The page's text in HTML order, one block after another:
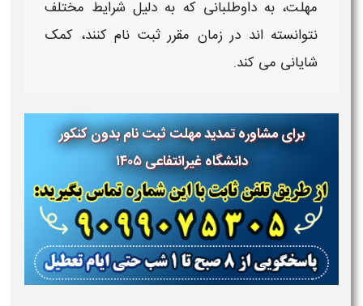
مهلت، به داوطلبانی که به دلیل شرایط مختلف
نتوانسته‌ اند در زمان مقرر ثبت نام کنند، کمک
شایانی می‌ کند.
برای مشاورهتمدید مهلت ثبت نام بدون کنکور
دانشگاه غیرانتفاعی۱۴۰۵